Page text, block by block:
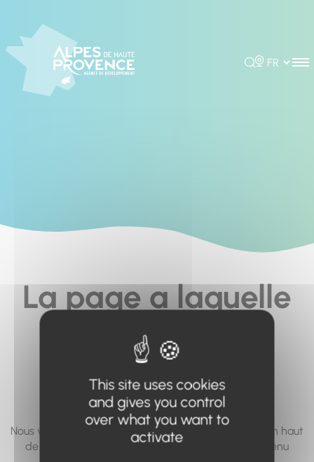
Rechercher
Choisir la
La page a laquelle
vous cherchez à
accéder n'existe
pas... ou plus.
Nous vous invitons à utiliser le moteur de recherche en haut
de page, ou à utiliser le menu pour trouver le contenu
This site uses cookies
and gives you control
over what you want to
activate